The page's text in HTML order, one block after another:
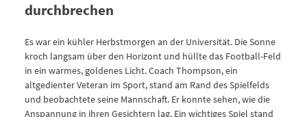
durchbrechen
Es war ein kühler Herbstmorgen an der Universität. Die Sonne
kroch langsam über den Horizont und hüllte das Football-Feld
in ein warmes, goldenes Licht. Coach Thompson, ein
altgedienter Veteran im Sport, stand am Rand des Spielfelds
und beobachtete seine Mannschaft. Er konnte sehen, wie die
Anspannung in ihren Gesichtern lag. Ein wichtiges Spiel stand